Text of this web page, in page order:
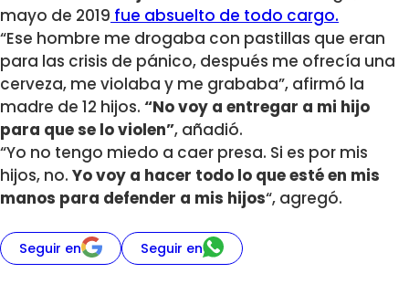
mayo de 2019 fue absuelto de todo cargo.
“Ese hombre me drogaba con pastillas que eran
para las crisis de pánico, después me ofrecía una
cerveza, me violaba y me grababa”, afirmó la
madre de 12 hijos. “No voy a entregar a mi hijo
para que se lo violen”, añadió.
“Yo no tengo miedo a caer presa. Si es por mis
hijos, no. Yo voy a hacer todo lo que esté en mis
manos para defender a mis hijos“, agregó.
Seguir en Seguir en